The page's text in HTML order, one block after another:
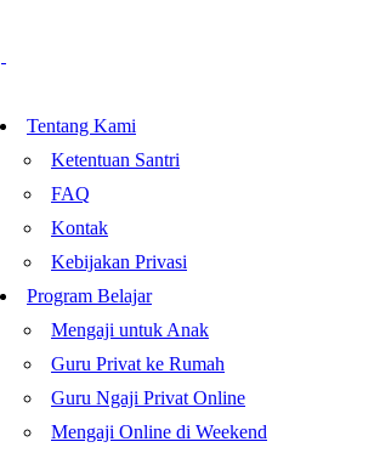
Tentang Kami
Ketentuan Santri
FAQ
Kontak
Kebijakan Privasi
Program Belajar
Mengaji untuk Anak
Guru Privat ke Rumah
Guru Ngaji Privat Online
Mengaji Online di Weekend